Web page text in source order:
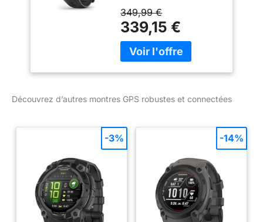
chaleur, aux chocs et à
l'eau selon la norme
militaire américaine 810 et
étanche à 10 ATM
en mode GPS Intégration
LED avec faisceau blanc,
rouge et d’un mode SOS
une précision de la
localisation GPS
supérieur dans les
environnements difficiles
tels que les zones
349,99 €
339,15 €
Découvrez d’autres montres GPS robustes et connectées
-3% -14%